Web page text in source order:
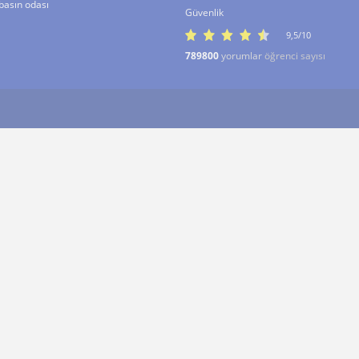
basın odası
Güvenlik
9,5/10
789800yorumlar öğrenci sayısı